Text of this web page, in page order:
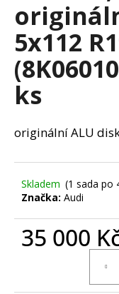
z
5
hvězdiček.
5x112
ks
originální ALU
Skladem (1 sada po
Značka: Audi
35 000
o
r
u
č
u
m
STŘEDOVÉ
KRYTKY
65MM
90